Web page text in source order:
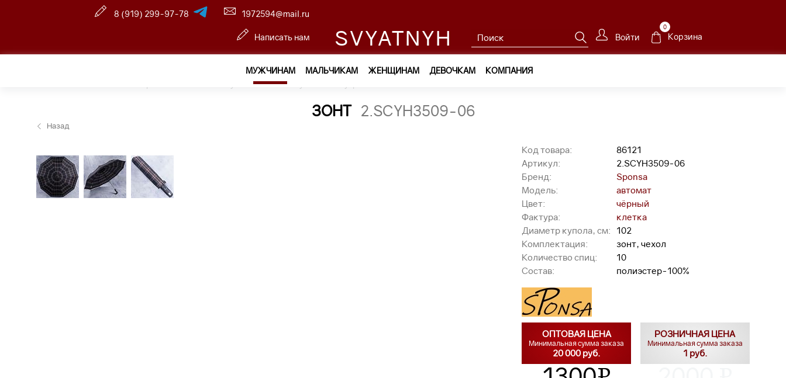
8 (919) 299-97-78 1972594@mail.ru
Написать нам SVYATNYH Войти
0
Корзина
МУЖЧИНАМ МАЛЬЧИКАМ ЖЕНЩИНАМ ДЕВОЧКАМ КОМПАНИЯ
Мужчинам —
ЗОНТ 2.SCYH3509-06
Назад
Код товара:
86121
Артикул:
2.SCYH3509-06
Бренд:
Sponsa
Модель:
автомат
Цвет:
чёрный
Фактура:
клетка
Диаметр купола, см:
102
Комплектация:
зонт, чехол
Количество спиц:
10
Состав:
полиэстер-100%
ОПТОВАЯ ЦЕНА
Минимальная сумма заказа
20 000 руб.
РОЗНИЧНАЯ ЦЕНА
Минимальная сумма заказа
1 руб.